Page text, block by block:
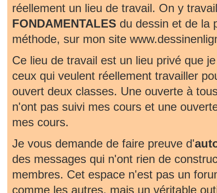
réellement un lieu de travail. On y
FONDAMENTALES du dessin et de la
méthode, sur mon site
Ce lieu de travail est un lieu privé que
ceux qui veulent réellement travailler
ouvert deux classes. Une ouverte à
n'ont pas suivi mes cours et une
mes cours.
Je vous demande de faire preuve d'
des messages qui n'ont rien de
membres. Cet espace n'est pas un
comme les autres, mais un véritable